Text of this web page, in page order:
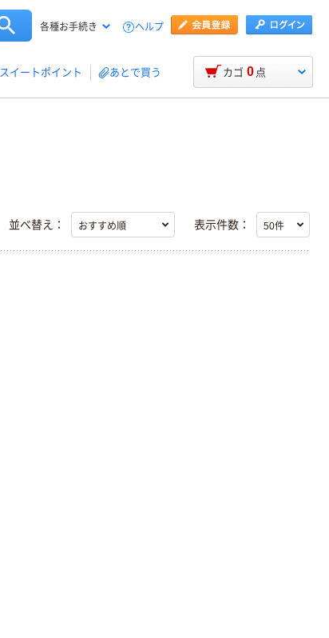
各種お手続き ヘルプ
スイートポイント あとで買う カゴ 0 点
並べ替え： 表示件数：